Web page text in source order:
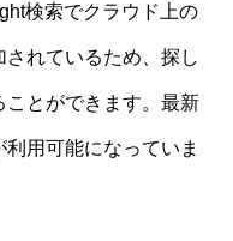
検索でクラウド上の
れているため、探し
ことができます。最新
用可能になっていま